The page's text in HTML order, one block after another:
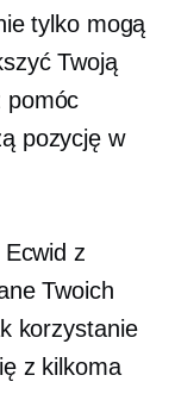
tylko mogą
Twoją
pomóc
pozycję w
z
Twoich
korzystanie
z kilkoma